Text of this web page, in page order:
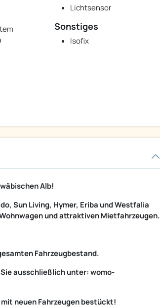
Lichtsensor
Sonstiges
Isofix
Alb!
Sun Living, Hymer, Eriba und Westfalia
und attraktiven Mietfahrzeugen.
Fahrzeugbestand.
ausschließlich unter: womo-
neuen Fahrzeugen bestückt!